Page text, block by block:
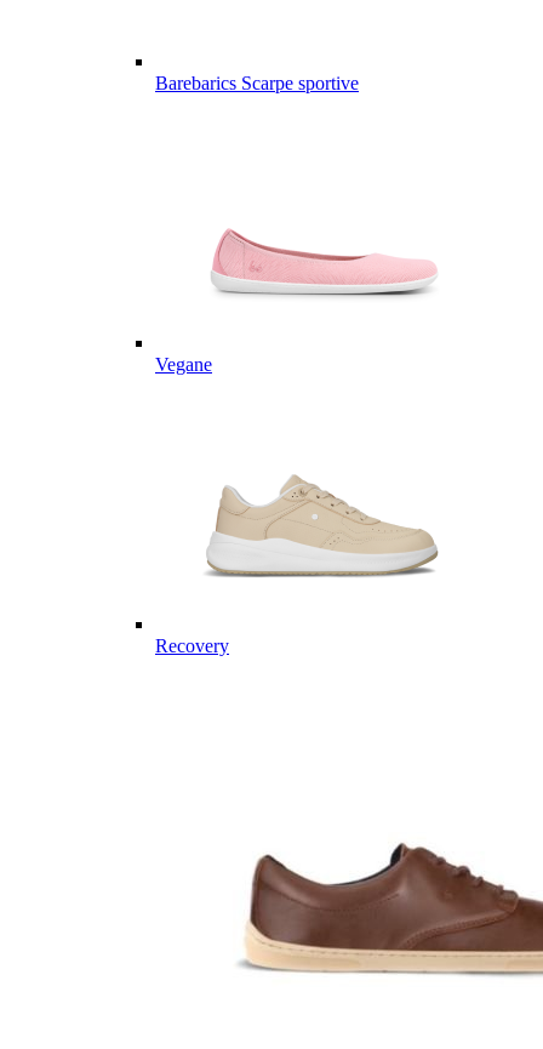
Barebarics Scarpe sportive
Vegane
Recovery